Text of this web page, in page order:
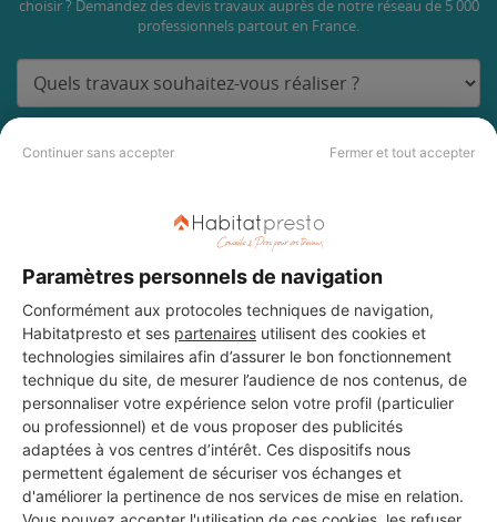
Continuer sans accepter Fermer et tout accepter
Paramètres personnels de navigation
Conformément aux protocoles techniques de navigation,
Habitatpresto et ses partenaires utilisent des cookies et
technologies similaires afin d’assurer le bon fonctionnement
technique du site, de mesurer l’audience de nos contenus, de
personnaliser votre expérience selon votre profil (particulier
ou professionnel) et de vous proposer des publicités
adaptées à vos centres d’intérêt. Ces dispositifs nous
permettent également de sécuriser vos échanges et
d'améliorer la pertinence de nos services de mise en relation.
choisir ? Demandez des devis travaux auprès de notre réseau de 5 000
professionnels partout en France.